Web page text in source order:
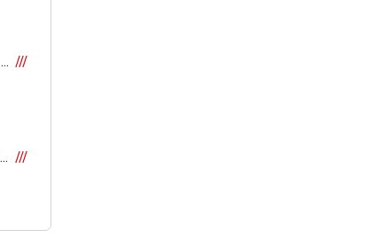
Une BMW M6 fait la course sur l’autoroute contre à une Lamborghini Gallardo Spyder
Envie de connaître le bruit et la sonorité à l’accélération d’une Lamborghini Huracan ?